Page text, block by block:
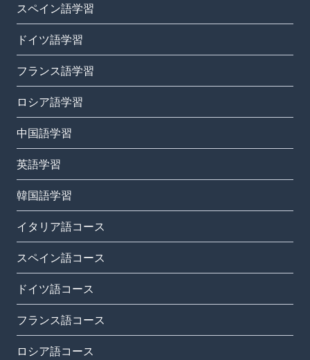
スペイン語学習
ドイツ語学習
フランス語学習
ロシア語学習
中国語学習
英語学習
韓国語学習
イタリア語コース
スペイン語コース
ドイツ語コース
フランス語コース
ロシア語コース